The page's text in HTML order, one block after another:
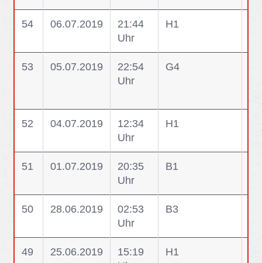
54 06.07.2019
21:44
Uhr
H1
53 05.07.2019
22:54
Uhr
G4
52 04.07.2019
12:34
Uhr
H1
51 01.07.2019
20:35
Uhr
B1
50 28.06.2019
02:53
Uhr
B3
49 25.06.2019
15:19
H1